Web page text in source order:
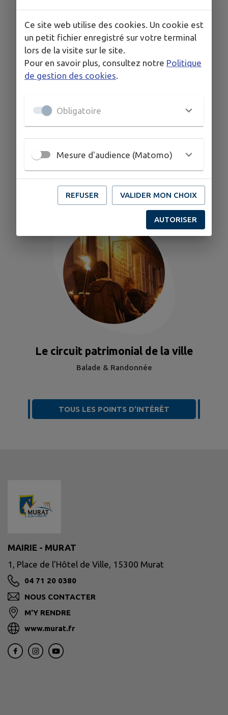
Murat, la ville aux Trois Rochers
Le circuit patrimonial de la ville
Balade & Randonnée
TOUS LES POINTS D’INTÉRÊT
MAIRIE - MURAT
1, Place de l'Hôtel de Ville, 15300 Murat
04 71 20 0380
NOUS CONTACTER
M'Y RENDRE
www.murat.fr
Ce site web utilise des cookies. Un cookie est
un petit fichier enregistré sur votre terminal
lors de la visite sur le site.
Pour en savoir plus, consultez notre Politique
de gestion des cookies.
Obligatoire
Mesure d'audience (Matomo)
REFUSER VALIDER MON CHOIX
AUTORISER